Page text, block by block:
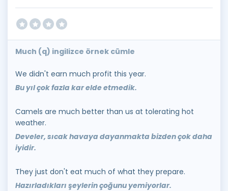
Much (q) ingilizce örnek cümle
We didn't earn much profit this year.
Bu yıl çok fazla kar elde etmedik.
Camels are much better than us at tolerating hot
weather.
Develer, sıcak havaya dayanmakta bizden çok daha
iyidir.
They just don't eat much of what they prepare.
Hazırladıkları şeylerin çoğunu yemiyorlar.